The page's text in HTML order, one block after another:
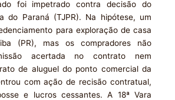
foi impetrado contra decisão do
do Paraná (TJPR). Na hipótese, um
para exploração de casa
(PR), mas os compradores não
acertada no contrato nem
de aluguel do ponto comercial da
com ação de recisão contratual,
e lucros cessantes. A 18ª Vara